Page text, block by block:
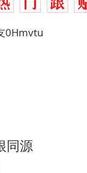
0Hmvtu
同源